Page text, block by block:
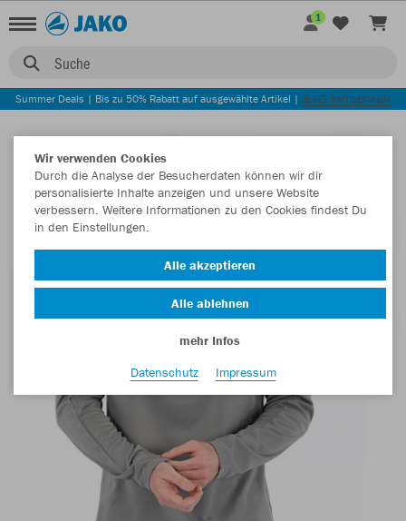
Suche
1
Summer Deals | Bis zu 50% Rabatt auf ausgewählte Artikel | JETZT ENTDECKEN
Wir verwenden Cookies
Durch die Analyse der Besucherdaten können wir dir
personalisierte Inhalte anzeigen und unsere Website
verbessern. Weitere Informationen zu den Cookies findest Du
in den Einstellungen.
Alle akzeptieren
Alle ablehnen
mehr Infos
Datenschutz
Impressum